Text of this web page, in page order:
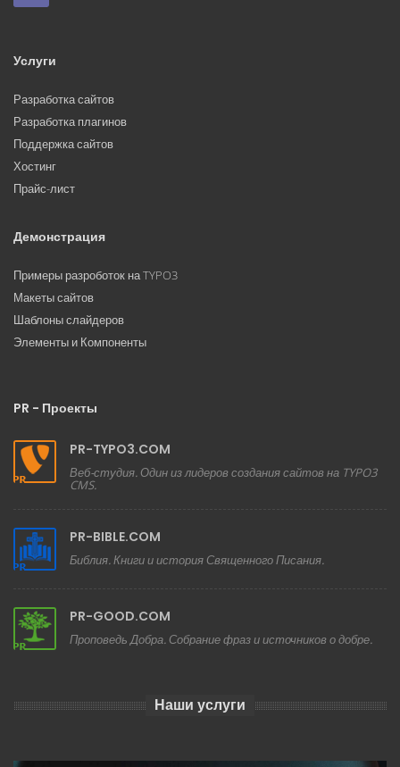
Услуги
Разработка сайтов
Разработка плагинов
Поддержка сайтов
Хостинг
Прайс-лист
Демонстрация
Примеры разроботок на TYPO3
Макеты сайтов
Шаблоны слайдеров
Элементы и Компоненты
PR - Проекты
PR-TYPO3.COM
Веб-студия. Один из лидеров создания сайтов на TYPO3
CMS.
PR-BIBLE.COM
Библия. Книги и история Священного Писания.
PR-GOOD.COM
Проповедь Добра. Собрание фраз и источников о добре.
Наши услуги